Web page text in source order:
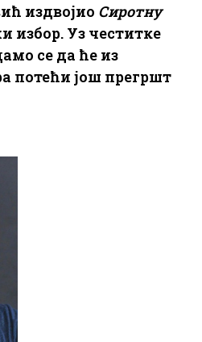
издвојио Сиротну
избор. Уз честитке
се да ће из
потећи још прегршт